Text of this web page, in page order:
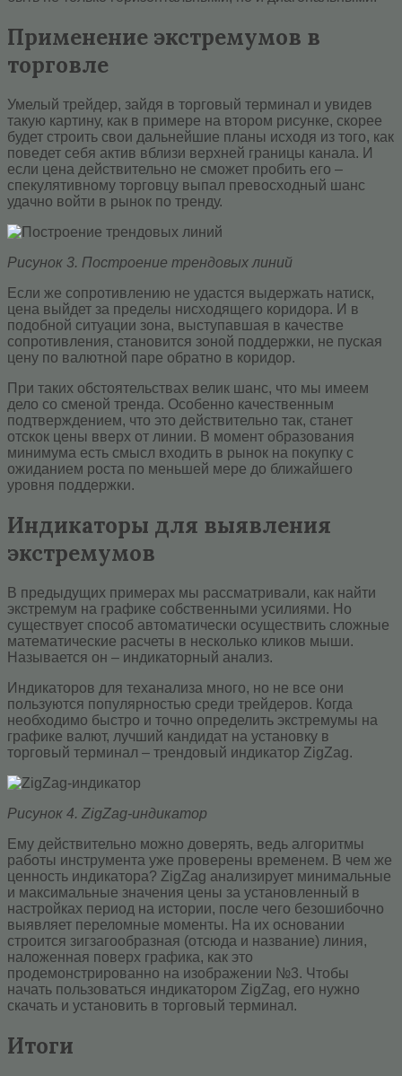
Применение экстремумов в
торговле
Умелый трейдер, зайдя в торговый терминал и увидев
такую картину, как в примере на втором рисунке, скорее
будет строить свои дальнейшие планы исходя из того, как
поведет себя актив вблизи верхней границы канала. И
если цена действительно не сможет пробить его –
спекулятивному торговцу выпал превосходный шанс
удачно войти в рынок по тренду.
Рисунок 3. Построение трендовых линий
Если же сопротивлению не удастся выдержать натиск,
цена выйдет за пределы нисходящего коридора. И в
подобной ситуации зона, выступавшая в качестве
сопротивления, становится зоной поддержки, не пуская
цену по валютной паре обратно в коридор.
При таких обстоятельствах велик шанс, что мы имеем
дело со сменой тренда. Особенно качественным
подтверждением, что это действительно так, станет
отскок цены вверх от линии. В момент образования
минимума есть смысл входить в рынок на покупку с
ожиданием роста по меньшей мере до ближайшего
уровня поддержки.
Индикаторы для выявления
экстремумов
В предыдущих примерах мы рассматривали, как найти
экстремум на графике собственными усилиями. Но
существует способ автоматически осуществить сложные
математические расчеты в несколько кликов мыши.
Называется он – индикаторный анализ.
Индикаторов для теханализа много, но не все они
пользуются популярностью среди трейдеров. Когда
необходимо быстро и точно определить экстремумы на
графике валют, лучший кандидат на установку в
торговый терминал – трендовый индикатор ZigZag.
Рисунок 4. ZigZag-индикатор
Ему действительно можно доверять, ведь алгоритмы
работы инструмента уже проверены временем. В чем же
ценность индикатора? ZigZag анализирует минимальные
и максимальные значения цены за установленный в
настройках период на истории, после чего безошибочно
выявляет переломные моменты. На их основании
строится зигзагообразная (отсюда и название) линия,
наложенная поверх графика, как это
продемонстрированно на изображении №3. Чтобы
начать пользоваться индикатором ZigZag, его нужно
скачать и установить в торговый терминал.
Итоги